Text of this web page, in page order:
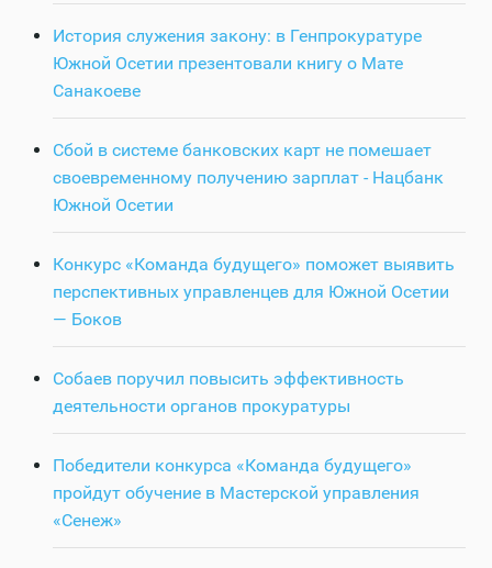
История служения закону: в Генпрокуратуре
Южной Осетии презентовали книгу о Мате
Санакоеве
Сбой в системе банковских карт не помешает
своевременному получению зарплат - Нацбанк
Южной Осетии
Конкурс «Команда будущего» поможет выявить
перспективных управленцев для Южной Осетии
— Боков
Собаев поручил повысить эффективность
деятельности органов прокуратуры
Победители конкурса «Команда будущего»
пройдут обучение в Мастерской управления
«Сенеж»